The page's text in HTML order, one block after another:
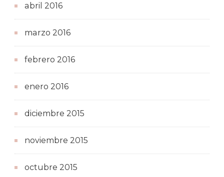
abril 2016
marzo 2016
febrero 2016
enero 2016
diciembre 2015
noviembre 2015
octubre 2015